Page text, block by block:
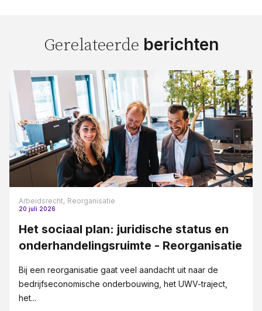
Gerelateerde berichten
Arbeidsrecht, Reorganisatie
20 juli 2026
Het sociaal plan: juridische status en
onderhandelingsruimte - Reorganisatie
Bij een reorganisatie gaat veel aandacht uit naar de
bedrijfseconomische onderbouwing, het UWV-traject,
het...